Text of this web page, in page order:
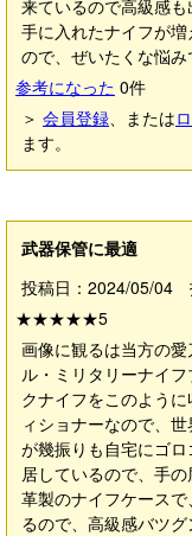
来ているので高級感
手に入れたナイフが
ので、ぜいたくな悩み
参考になった 0件
＞ 会員登録、または
ます。
武器保管に最適
投稿日：2024/05/04
★★★★★5
画像に観るは当方の
ル・ミリタリーナイ
クナイフをこのよう
ィショナーなので、
が幾振りも自宅にゴ
居しているので、手
革製のナイフケース
るので、高級感バツグ